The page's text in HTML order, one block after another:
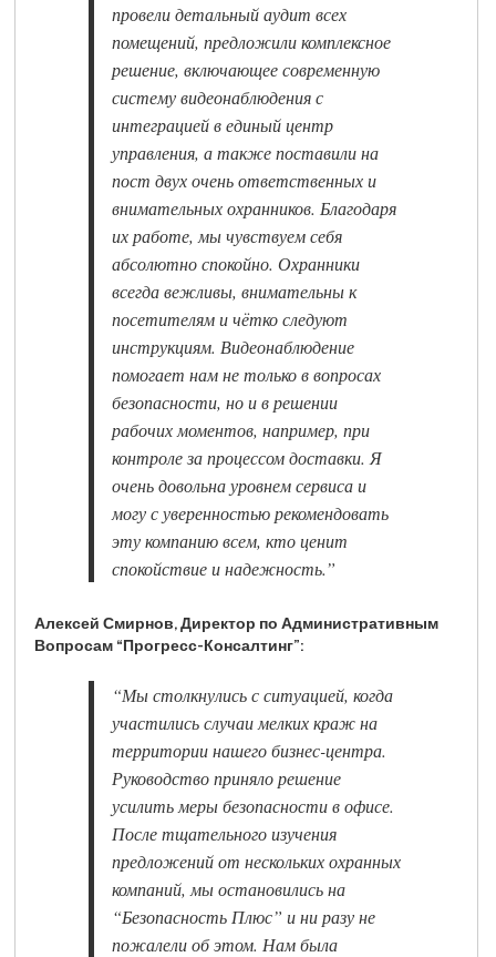
провели детальный аудит всех
помещений, предложили комплексное
решение, включающее современную
систему видеонаблюдения с
интеграцией в единый центр
управления, а также поставили на
пост двух очень ответственных и
внимательных охранников. Благодаря
их работе, мы чувствуем себя
абсолютно спокойно. Охранники
всегда вежливы, внимательны к
посетителям и чётко следуют
инструкциям. Видеонаблюдение
помогает нам не только в вопросах
безопасности, но и в решении
рабочих моментов, например, при
контроле за процессом доставки. Я
очень довольна уровнем сервиса и
могу с уверенностью рекомендовать
эту компанию всем, кто ценит
спокойствие и надежность.”
Алексей Смирнов, Директор по Административным
Вопросам “Прогресс-Консалтинг”:
“Мы столкнулись с ситуацией, когда
участились случаи мелких краж на
территории нашего бизнес-центра.
Руководство приняло решение
усилить меры безопасности в офисе.
После тщательного изучения
предложений от нескольких охранных
компаний, мы остановились на
“Безопасность Плюс” и ни разу не
пожалели об этом. Нам была